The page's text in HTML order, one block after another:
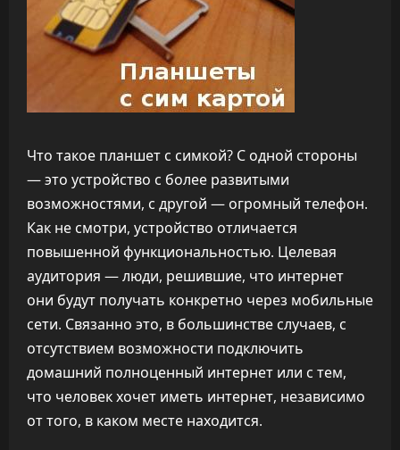
Что такое планшет с симкой? С одной стороны
— это устройство с более развитыми
возможностями, с другой — огромный телефон.
Как не смотри, устройство отличается
повышенной функциональностью. Целевая
аудитория — люди, решившие, что интернет
они будут получать конкретно через мобильные
сети. Связанно это, в большинстве случаев, с
отсутствием возможности подключить
домашний полноценный интернет или с тем,
что человек хочет иметь интернет, независимо
от того, в каком месте находится.